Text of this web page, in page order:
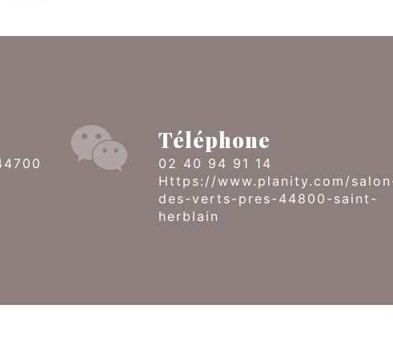
Téléphone
02 40 94 91 14
https://www.planity.com/salon-
des-verts-pres-44800-saint-
herblain